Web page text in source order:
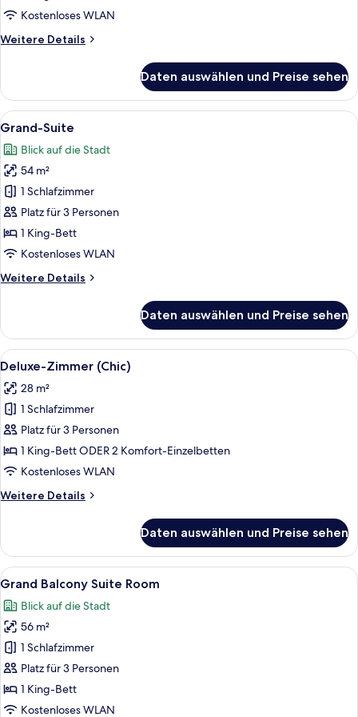
Kostenloses WLAN
Weitere Details
Weitere
Suite
Daten auswählen und Preise sehen
Alle
Fotos
für
Grand-
Suite
anzeigen
Ein Hotelzimmer mit großem
7
Grand-Suite
Blick auf die Stadt
54 m²
1 Schlafzimmer
Platz für 3 Personen
1 King-Bett
Kostenloses WLAN
Weitere Details
Weitere
Suite
Daten auswählen und Preise sehen
Alle
Fotos
für
Deluxe-
Zimmer
(Chic)
anzeigen
Ein geräumiges Schlafzimmer mit
4
Deluxe-Zimmer (Chic)
28 m²
1 Schlafzimmer
Platz für 3 Personen
1 King-Bett ODER 2 Komfort-Einzelbetten
Kostenloses WLAN
Weitere Details
Weitere
Zimmer
(Chic)
Daten auswählen und Preise sehen
Alle
Fotos
für
Grand
Balcony
Suite
Room
anzeigen
Ein Hotelzimmer mit einem Bett,
6
Grand Balcony Suite Room
Blick auf die Stadt
56 m²
1 Schlafzimmer
Platz für 3 Personen
1 King-Bett
Kostenloses WLAN